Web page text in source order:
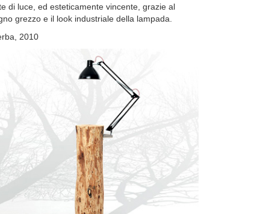
di luce, ed esteticamente vincente, grazie al
grezzo e il look industriale della lampada.
2010